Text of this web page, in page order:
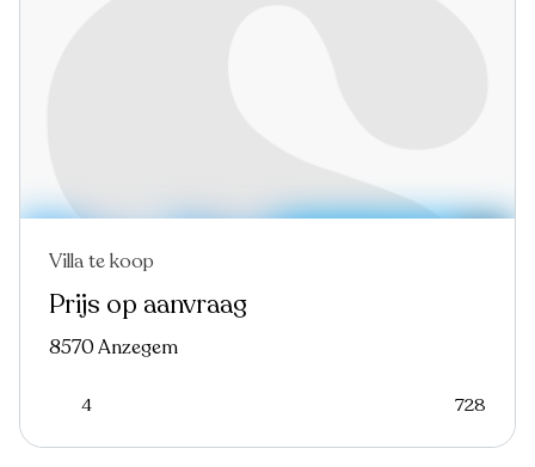
Villa te koop
Prijs op aanvraag
8570 Anzegem
4 728